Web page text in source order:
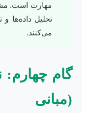
مهارت است.
تحلیل داده‌ها
می‌کنند.
گام
(مبانی